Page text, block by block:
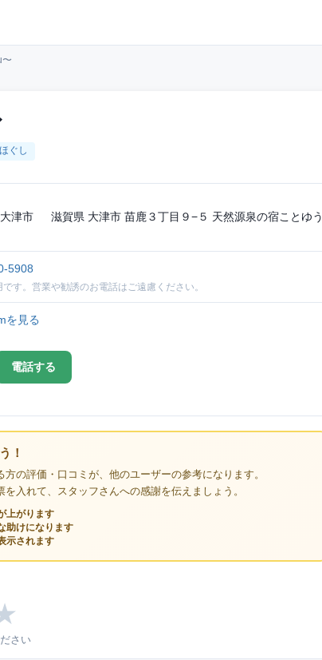
ぐし
津市 滋賀県 大津市 苗鹿３丁目９−５ 天然源泉の宿ことゆう
5908
です。営業や勧誘のお電話はご遠慮ください。
を見る
電話する
！
の評価・口コミが、他のユーザーの参考になります。
を入れて、スタッフさんへの感謝を伝えましょう。
上がります
助けになります
示されます
さい